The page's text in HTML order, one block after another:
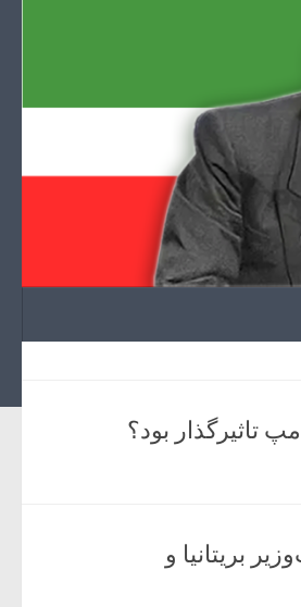
تاثیرگذار بود؟
بریتانیا و